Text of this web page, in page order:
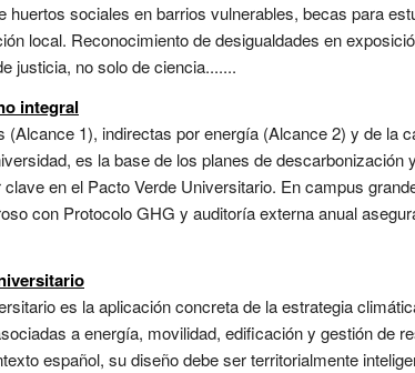
huertos sociales en barrios vulnerables, becas para
local. Reconocimiento de desigualdades en
justicia, no solo de ciencia.......
integral
1), indirectas por energía (Alcance 2) y de la
es la base de los planes de
en el Pacto Verde Universitario. En campus
con Protocolo GHG y auditoría externa anual
es la aplicación concreta de la estrategia
a energía, movilidad, edificación y gestión de
español, su diseño debe ser territorialmente